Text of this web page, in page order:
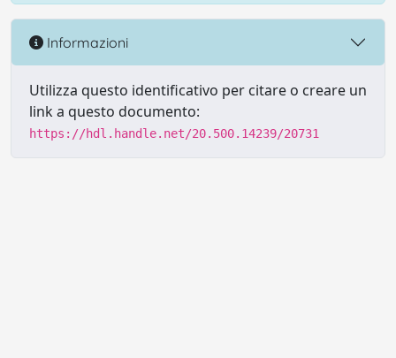
Informazioni
Utilizza questo identificativo per citare o creare un
link a questo documento:
https://hdl.handle.net/20.500.14239/20731